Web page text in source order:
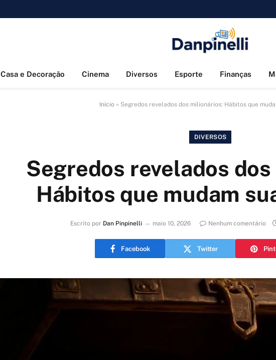
Casa e Decoração Cinema Diversos Esporte Finanças
Início » Segredos revelados dos milionários: Hábitos que
DIVERSOS
Segredos revelados
Hábitos que mudam
Escrito por Dan Pinpinelli maio 10, 2026 Nenhum comentário
Facebook Twitter